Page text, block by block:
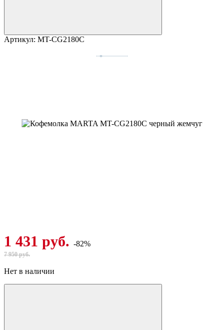
Артикул: MT-CG2180C
1 431 руб. -82%
7 950 руб.
Нет в наличии